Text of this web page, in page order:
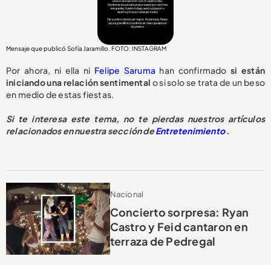
Mensaje que publicó Sofía Jaramillo. FOTO: INSTAGRAM
Por ahora, ni ella ni Felipe Saruma han confirmadosi están
iniciando una relación sentimental o si solo se trata de un beso
en medio de estas fiestas.
Si te interesa este tema, no te pierdas nuestros artículos
relacionados en nuestra sección deEntretenimiento.
Nacional
Concierto sorpresa: Ryan
Castro y Feid cantaron en
terraza de Pedregal